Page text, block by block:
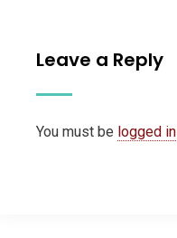
Leave a Reply
You must be logged in